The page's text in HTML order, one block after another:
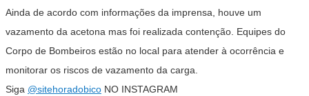
Ainda de acordo com informações da imprensa, houve um
vazamento da acetona mas foi realizada contenção. Equipes do
Corpo de Bombeiros estão no local para atender à ocorrência e
monitorar os riscos de vazamento da carga.
Siga @sitehoradobico NO INSTAGRAM